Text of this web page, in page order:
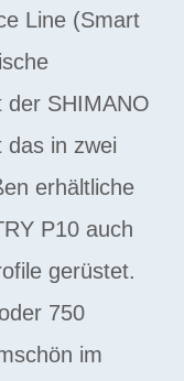
Line (Smart
der SHIMANO
das in zwei
erhältliche
P10 auch
gerüstet.
750
im